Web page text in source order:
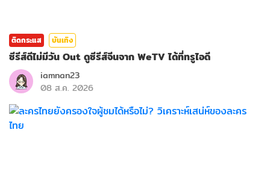
ติดกระแส บันเทิง
ซีรีส์ดีไม่มีวัน Out ดูซีรีส์จีนจาก WeTV ได้ที่ทรูไอดี
iamnan23
08 ส.ค. 2026